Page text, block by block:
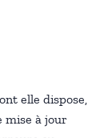
elle dispose,
mise à jour